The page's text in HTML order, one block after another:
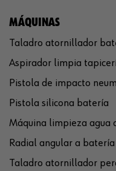
MÁQUINAS
Taladro atornillador
Aspirador limpia
Pistola de impacto
Pistola silicona batería
Máquina limpieza agua
Radial angular a batería
Taladro atornillador